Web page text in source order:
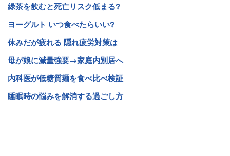
緑茶を飲むと死亡リスク低まる?
ヨーグルト いつ食べたらいい?
休みだが疲れる 隠れ疲労対策は
母が娘に減量強要→家庭内別居へ
内科医が低糖質麺を食べ比べ検証
睡眠時の悩みを解消する過ごし方